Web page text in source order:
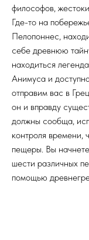
философов,
Где-то на
Пелопоннес,
себе древнюю
находиться
Анимуса и
отправим вас в
он и вправду
должны сообща,
контроля времени,
пещеры. Вы
шести различных
помощью